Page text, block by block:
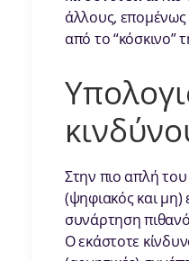
άλλους,
από το “κόσκινο”
Στην πιο απλή
(ψηφιακός και μη)
συνάρτηση
Ο εκάστοτε